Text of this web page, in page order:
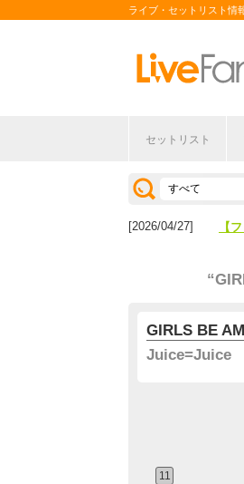
ライブ・セットリスト情
セットリスト
[2026/07/28] 【
[2026/04/27] 【
GIRLS BE
Juice=Juice
11